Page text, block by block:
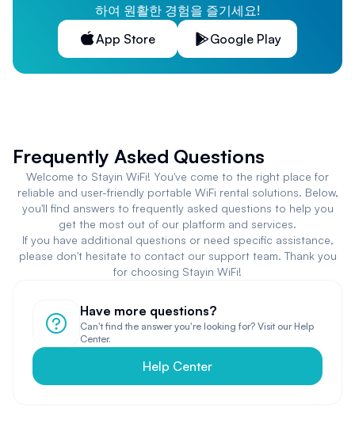
하여 원활한 경험을 즐기세요!
App Store
Google Play
Frequently Asked Questions
Welcome to Stayin WiFi! You've come to the right place for
reliable and user-friendly portable WiFi rental solutions. Below,
you'll find answers to frequently asked questions to help you
get the most out of our platform and services.
If you have additional questions or need specific assistance,
please don't hesitate to contact our support team. Thank you
for choosing Stayin WiFi!
Have more questions?
Can't find the answer you're looking for? Visit our Help
Center.
Help Center